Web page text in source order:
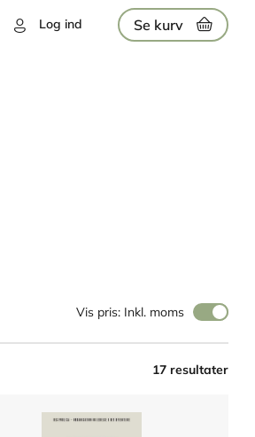
Log ind Se kurv
Vis pris: Inkl. moms
17 resultater